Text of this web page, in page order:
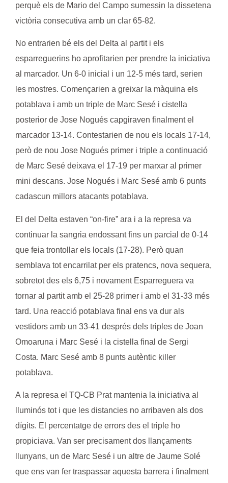
perquè els de Mario del Campo sumessin la dissetena
victòria consecutiva amb un clar 65-82.
No entrarien bé els del Delta al partit i els
esparreguerins ho aprofitarien per prendre la iniciativa
al marcador. Un 6-0 inicial i un 12-5 més tard, serien
les mostres. Començarien a greixar la màquina els
potablava i amb un triple de Marc Sesé i cistella
posterior de Jose Nogués capgiraven finalment el
marcador 13-14. Contestarien de nou els locals 17-14,
però de nou Jose Nogués primer i triple a continuació
de Marc Sesé deixava el 17-19 per marxar al primer
mini descans. Jose Nogués i Marc Sesé amb 6 punts
cadascun millors atacants potablava.
El del Delta estaven “on-fire” ara i a la represa va
continuar la sangria endossant fins un parcial de 0-14
que feia trontollar els locals (17-28). Però quan
semblava tot encarrilat per els pratencs, nova sequera,
sobretot des els 6,75 i novament Esparreguera va
tornar al partit amb el 25-28 primer i amb el 31-33 més
tard. Una reacció potablava final ens va dur als
vestidors amb un 33-41 després dels triples de Joan
Omoaruna i Marc Sesé i la cistella final de Sergi
Costa. Marc Sesé amb 8 punts autèntic killer
potablava.
A la represa el TQ-CB Prat mantenia la iniciativa al
lluminós tot i que les distancies no arribaven als dos
dígits. El percentatge de errors des el triple ho
propiciava. Van ser precisament dos llançaments
llunyans, un de Marc Sesé i un altre de Jaume Solé
que ens van fer traspassar aquesta barrera i finalment